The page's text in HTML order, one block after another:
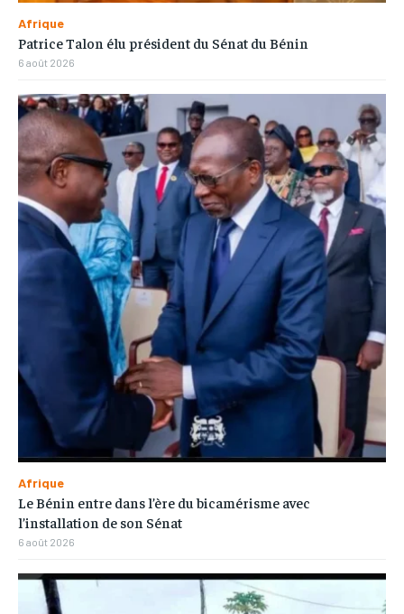
Afrique
Patrice Talon élu président du Sénat du Bénin
6 août 2026
Afrique
Le Bénin entre dans l’ère du bicamérisme avec
l’installation de son Sénat
6 août 2026